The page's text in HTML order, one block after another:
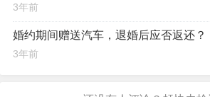
3年前
婚约期间赠送汽车，退婚后应否返还？
3年前